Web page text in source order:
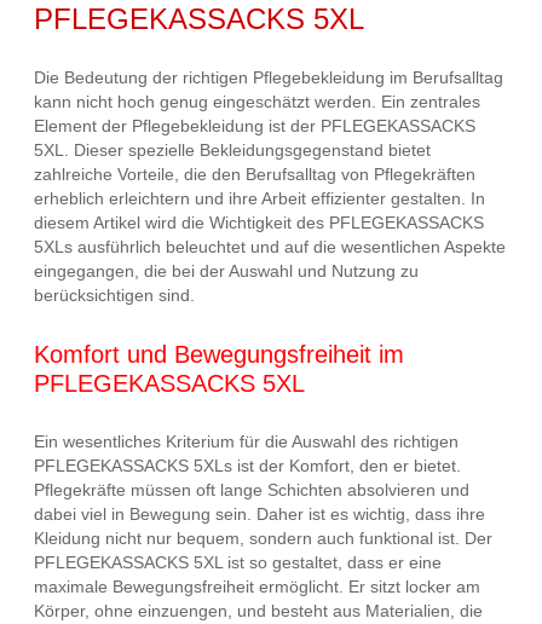
PFLEGEKASSACKS 5XL
Die Bedeutung der richtigen Pflegebekleidung im Berufsalltag
kann nicht hoch genug eingeschätzt werden. Ein zentrales
Element der Pflegebekleidung ist der PFLEGEKASSACKS
5XL. Dieser spezielle Bekleidungsgegenstand bietet
zahlreiche Vorteile, die den Berufsalltag von Pflegekräften
erheblich erleichtern und ihre Arbeit effizienter gestalten. In
diesem Artikel wird die Wichtigkeit des PFLEGEKASSACKS
5XLs ausführlich beleuchtet und auf die wesentlichen Aspekte
eingegangen, die bei der Auswahl und Nutzung zu
berücksichtigen sind.
Komfort und Bewegungsfreiheit im
PFLEGEKASSACKS 5XL
Ein wesentliches Kriterium für die Auswahl des richtigen
PFLEGEKASSACKS 5XLs ist der Komfort, den er bietet.
Pflegekräfte müssen oft lange Schichten absolvieren und
dabei viel in Bewegung sein. Daher ist es wichtig, dass ihre
Kleidung nicht nur bequem, sondern auch funktional ist. Der
PFLEGEKASSACKS 5XL ist so gestaltet, dass er eine
maximale Bewegungsfreiheit ermöglicht. Er sitzt locker am
Körper, ohne einzuengen, und besteht aus Materialien, die